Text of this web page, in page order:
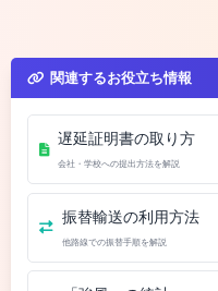
関連するお役立ち情報
遅延証明書の取り方
会社・学校への提出方法を解説
振替輸送の利用方法
他路線での振替手順を解説